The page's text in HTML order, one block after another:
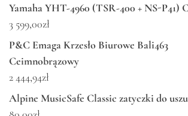
Yamaha YHT-4960 (TSR-400 + NS-P41)
3 599,00zł
P&C Emaga Krzesło Biurowe Bali463
Ceimnobrązowy
2 444,94zł
Alpine MusicSafe Classic zatyczki do